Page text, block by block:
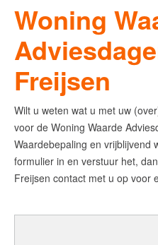
De waarde van uw woning
Lees
Woning
Freijsen
Wilt u weten wat u met uw
voor de Woning Waarde
Waardebepaling en vrijblijvend
formulier in en verstuur het,
Freijsen contact met u op voor